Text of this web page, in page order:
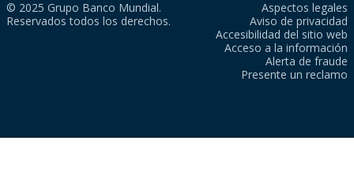
© 2025 Grupo Banco Mundial.
Reservados todos los derechos.
Aspectos legales
Aviso de privacidad
Accesibilidad del sitio web
Acceso a la información
Alerta de fraude
Presente un reclamo